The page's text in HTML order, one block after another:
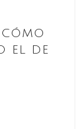
CÓMO
EL DE